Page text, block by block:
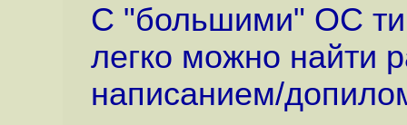
С "большими" ОС
легко можно найти
написанием/